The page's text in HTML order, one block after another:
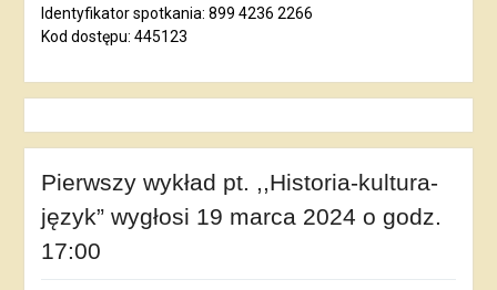
Identyfikator spotkania: 899 4236 2266
Kod dostępu: 445123
Pierwszy wykład pt. ,,Historia-kultura-
język” wygłosi 19 marca 2024 o godz.
17:00